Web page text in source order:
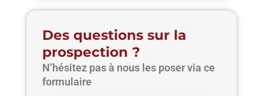
Des questions sur la
prospection ?
N’hésitez pas à nous les poser via ce
formulaire